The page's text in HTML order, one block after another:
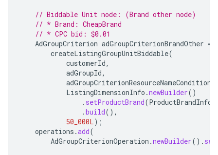
// Biddable Unit node: (Brand other node)
// * Brand: CheapBrand
// * CPC bid: $0.01
AdGroupCriterion adGroupCriterionBrandOther =
createListingGroupUnitBiddable(
customerId,
adGroupId,
ListingDimensionInfo .newBuilder()
. setProductBrand(ProductBrandInfo
.build(),
50_000L);
operations .add(
AdGroupCriterionOperation .newBuilder().